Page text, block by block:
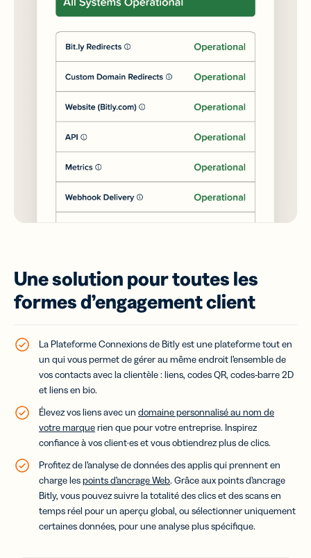
Une solution pour toutes les
formes d’engagement client
La Plateforme Connexions de Bitly est une plateforme tout en
un qui vous permet de gérer au même endroit l’ensemble de
vos contacts avec la clientèle : liens, codes QR, codes-barre 2D
et liens en bio.
Élevez vos liens avec un domaine personnalisé au nom de
votre marquerien que pour votre entreprise. Inspirez
confiance à vos client·es et vous obtiendrez plus de clics.
Profitez de l’analyse de données des applis qui prennent en
charge lespoints d’ancrage Web. Grâce aux points d’ancrage
Bitly, vous pouvez suivre la totalité des clics et des scans en
temps réel pour un aperçu global, ou sélectionner uniquement
certaines données, pour une analyse plus spécifique.